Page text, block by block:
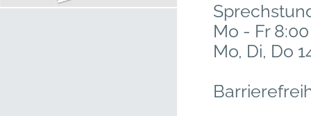
Mo - Fr
Mo, Di, Do